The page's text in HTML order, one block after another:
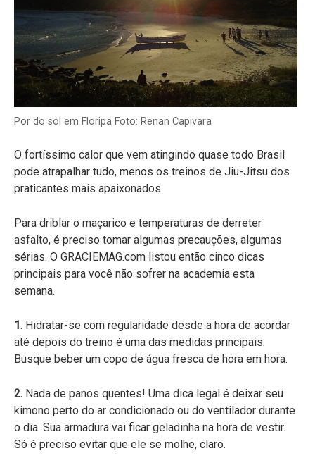
Por do sol em Floripa Foto: Renan Capivara
O fortíssimo calor que vem atingindo quase todo Brasil
pode atrapalhar tudo, menos os treinos de Jiu-Jitsu dos
praticantes mais apaixonados.
Para driblar o maçarico e temperaturas de derreter
asfalto, é preciso tomar algumas precauções, algumas
sérias. O GRACIEMAG.com listou então cinco dicas
principais para você não sofrer na academia esta
semana.
1. Hidratar-se com regularidade desde a hora de acordar
até depois do treino é uma das medidas principais.
Busque beber um copo de água fresca de hora em hora.
2. Nada de panos quentes! Uma dica legal é deixar seu
kimono perto do ar condicionado ou do ventilador durante
o dia. Sua armadura vai ficar geladinha na hora de vestir.
Só é preciso evitar que ele se molhe, claro.